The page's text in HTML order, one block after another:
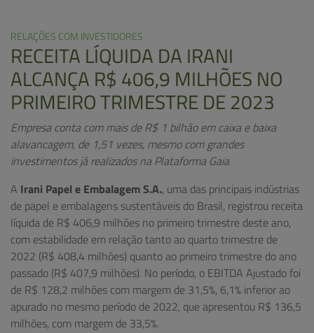
RELAÇÕES COM INVESTIDORES
RECEITA LÍQUIDA DA IRANI
ALCANÇA R$ 406,9 MILHÕES NO
PRIMEIRO TRIMESTRE DE 2023
Empresa conta com mais de R$ 1 bilhão em caixa e baixa
alavancagem, de 1,51 vezes, mesmo com grandes
investimentos já realizados na Plataforma Gaia
A Irani Papel e Embalagem S.A., uma das principais indústrias
de papel e embalagens sustentáveis do Brasil, registrou receita
líquida de R$ 406,9 milhões no primeiro trimestre deste ano,
com estabilidade em relação tanto ao quarto trimestre de
2022 (R$ 408,4 milhões) quanto ao primeiro trimestre do ano
passado (R$ 407,9 milhões). No período, o EBITDA Ajustado foi
de R$ 128,2 milhões com margem de 31,5%, 6,1% inferior ao
apurado no mesmo período de 2022, que apresentou R$ 136,5
milhões, com margem de 33,5%.